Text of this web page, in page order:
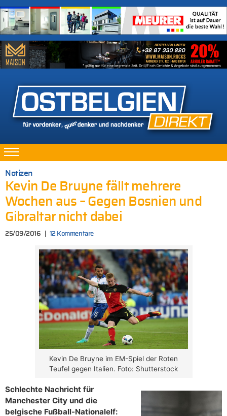
Notizen
Kevin De Bruyne fällt mehrere
Wochen aus – Gegen Bosnien und
Gibraltar nicht dabei
25/09/2016 12 Kommentare
Kevin De Bruyne im EM-Spiel der Roten
Teufel gegen Italien. Foto: Shutterstock
Schlechte Nachricht für
Manchester City und die
belgische Fußball-Nationalelf: